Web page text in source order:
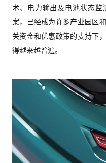
术、电力输出及电池状态监
案，已经成为许多产业园区
关资金和优惠政策的支持下
得越来越普遍。